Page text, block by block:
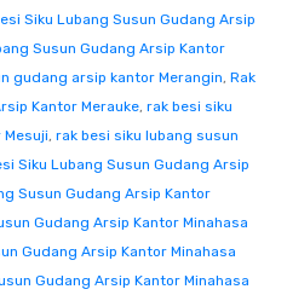
Siku Lubang Susun Gudang Arsip
Susun Gudang Arsip Kantor
gudang arsip kantor Merangin, Rak
Kantor Merauke, rak besi siku
, rak besi siku lubang susun
Siku Lubang Susun Gudang Arsip
Susun Gudang Arsip Kantor
Gudang Arsip Kantor Minahasa
Gudang Arsip Kantor Minahasa
Gudang Arsip Kantor Minahasa